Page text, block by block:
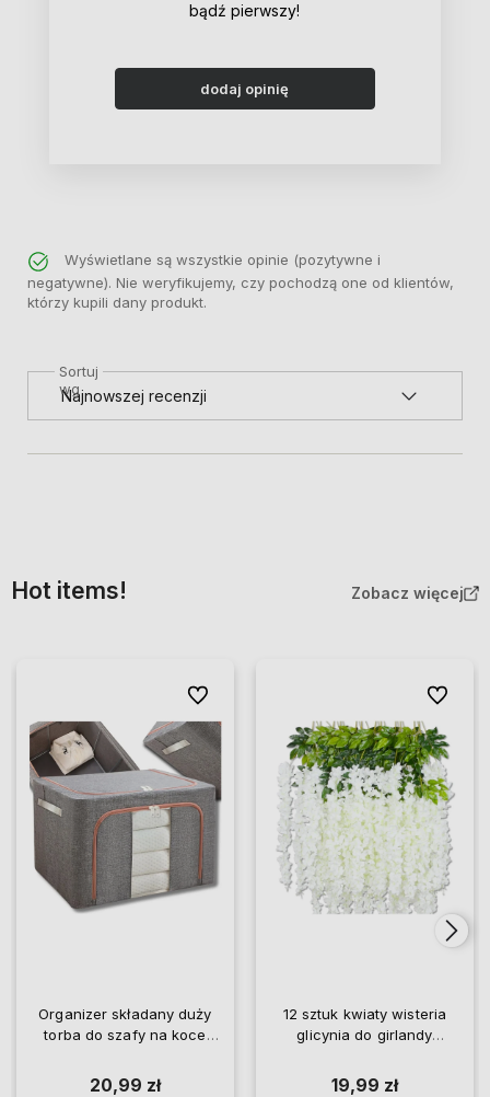
bądź pierwszy!
dodaj opinię
Wyświetlane są wszystkie opinie (pozytywne i
negatywne). Nie weryfikujemy, czy pochodzą one od klientów,
którzy kupili dany produkt.
Sortuj
wg
Hot items! Zobacz więcej
Organizer składany duży
torba do szafy na koce
20,99 zł
Do ulubionych
12 sztuk kwiaty wisteria
glicynia do girlandy
19,99 zł
Do